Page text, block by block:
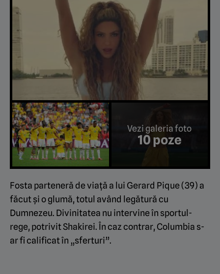
Vezi galeria foto
10 poze
Fosta parteneră de viață a lui Gerard Pique (39) a
făcut și o glumă, totul având legătură cu
Dumnezeu. Divinitatea nu intervine în sportul-
rege, potrivit Shakirei. În caz contrar, Columbia s-
ar fi calificat în „sferturi”.